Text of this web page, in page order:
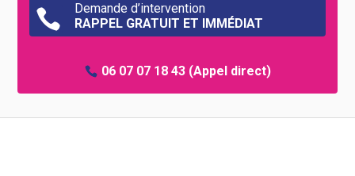

Demande d’intervention
RAPPEL GRATUIT ET IMMÉDIAT
06 07 07 18 43(Appel direct)